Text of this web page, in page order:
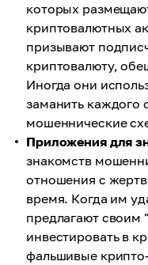
которых
криптовалютных
призывают
криптовалюту,
Иногда они
заманить каждого
мошеннические
Приложения для
знакомств
отношения с
время. Когда им
предлагают своим
инвестировать в
фальшивые